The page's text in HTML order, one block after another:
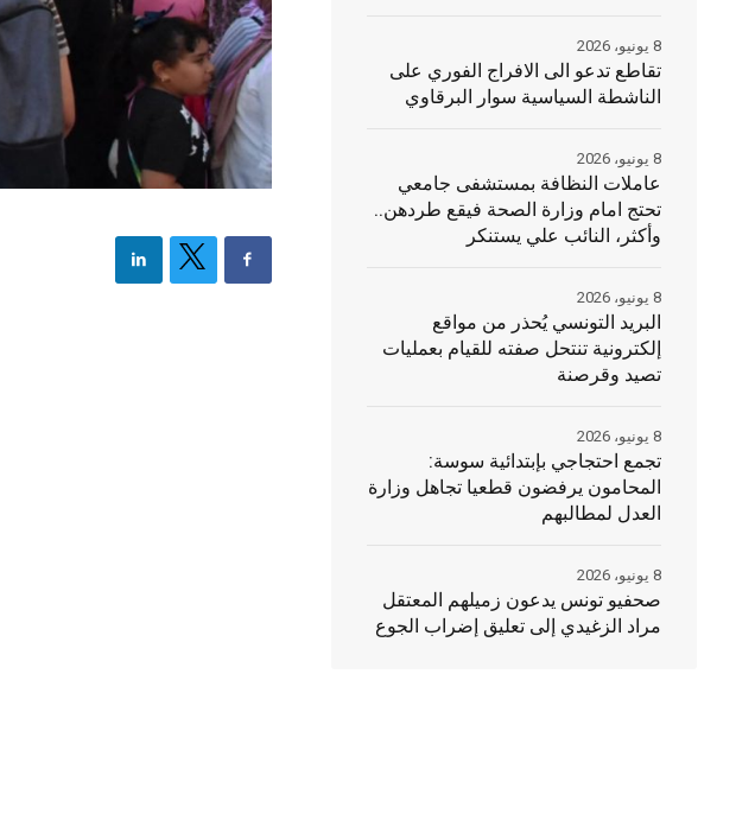
تقاطع تدعو الى الافراج الفوري على
الناشطة السياسية سوار البرقاوي
8 يونيو، 2026
عاملات النظافة بمستشفى جامعي
تحتج امام وزارة الصحة فيقع طردهن..
وأكثر، النائب علي يستنكر
8 يونيو، 2026
البريد التونسي يُحذر من مواقع
إلكترونية تنتحل صفته للقيام بعمليات
تصيد وقرصنة
8 يونيو، 2026
تجمع احتجاجي بإبتدائية سوسة:
المحامون يرفضون قطعيا تجاهل وزارة
العدل لمطالبهم
8 يونيو، 2026
صحفيو تونس يدعون زميلهم المعتقل
مراد الزغيدي إلى تعليق إضراب الجوع
8 يونيو، 2026